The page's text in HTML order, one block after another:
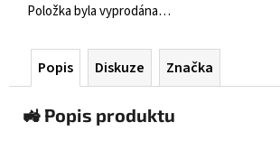
Položka byla vyprodána…
Popis Diskuze Značka
🚜 Popis produktu
55